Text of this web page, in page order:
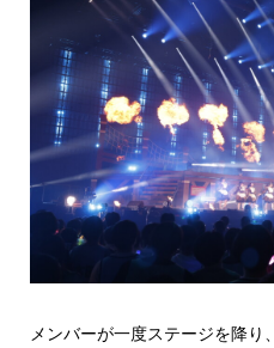
メンバーが一度ステージを降